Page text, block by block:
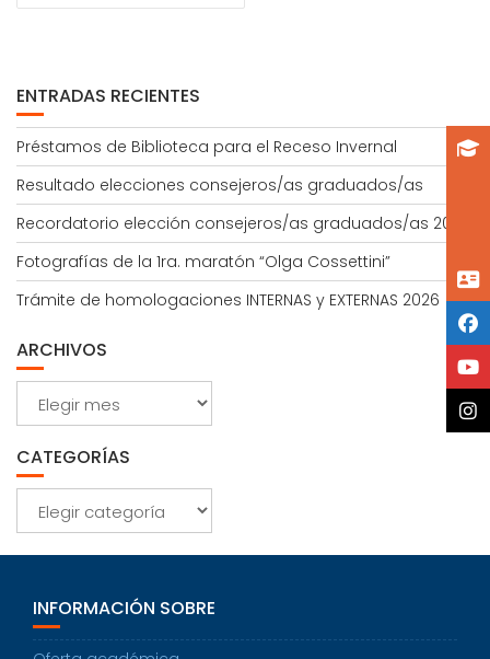
ENTRADAS RECIENTES
Préstamos de Biblioteca para el Receso Invernal
Resultado elecciones consejeros/as graduados/as
Recordatorio elección consejeros/as graduados/as 2026
Fotografías de la 1ra. maratón “Olga Cossettini”
Trámite de homologaciones INTERNAS y EXTERNAS 2026
ARCHIVOS
Archivos
CATEGORÍAS
Categorías
INFORMACIÓN SOBRE